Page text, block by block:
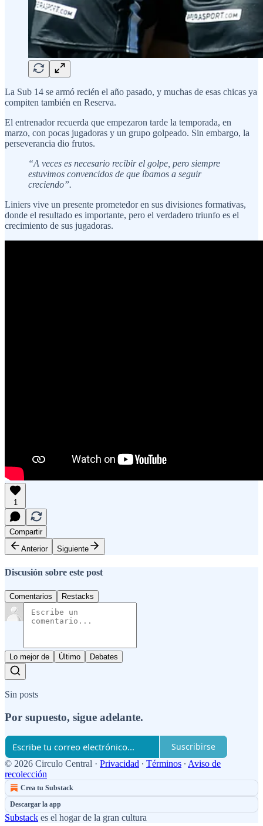
La Sub 14 se armó recién el año pasado, y muchas de esas chicas ya
compiten también en Reserva.
El entrenador recuerda que empezaron tarde la temporada, en
marzo, con pocas jugadoras y un grupo golpeado. Sin embargo, la
perseverancia dio frutos.
“A veces es necesario recibir el golpe, pero siempre
estuvimos convencidos de que íbamos a seguir
creciendo”.
Liniers vive un presente prometedor en sus divisiones formativas,
donde el resultado es importante, pero el verdadero triunfo es el
crecimiento de sus jugadoras.
1
Compartir
Anterior
Siguiente
Discusión sobre este post
Comentarios Restacks
Lo mejor de Último Debates
Sin posts
Por supuesto, sigue adelante.
Suscribirse
© 2026 Circulo Central · Privacidad ∙ Términos ∙ Aviso de
recolección
Crea tu Substack
Descargar la app
Substack es el hogar de la gran cultura